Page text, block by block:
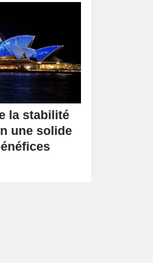
la stabilité
une solide